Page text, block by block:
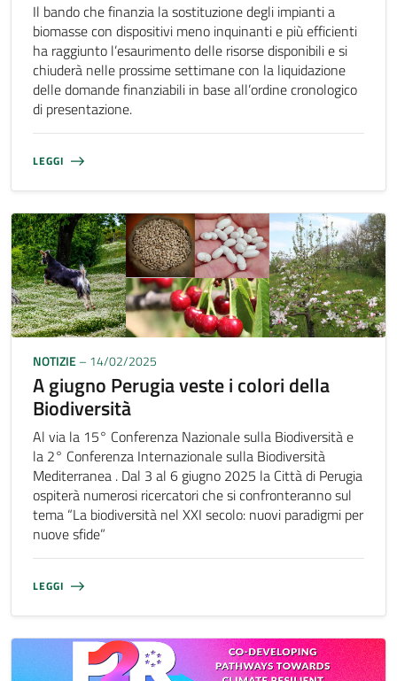
Il bando che finanzia la sostituzione degli impianti a
biomasse con dispositivi meno inquinanti e più efficienti
ha raggiunto l’esaurimento delle risorse disponibili e si
chiuderà nelle prossime settimane con la liquidazione
delle domande finanziabili in base all’ordine cronologico
di presentazione.
LEGGI
NOTIZIE– 14/02/2025
A giugno Perugia veste i colori della
Biodiversità
Al via la 15° Conferenza Nazionale sulla Biodiversità e
la 2° Conferenza Internazionale sulla Biodiversità
Mediterranea . Dal 3 al 6 giugno 2025 la Città di Perugia
ospiterà numerosi ricercatori che si confronteranno sul
tema “La biodiversità nel XXI secolo: nuovi paradigmi per
nuove sfide”
LEGGI